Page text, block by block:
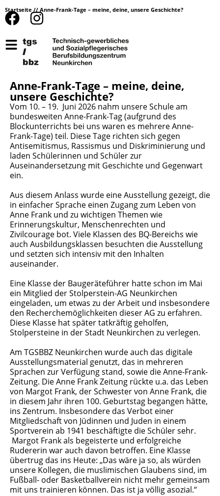
Startseite // Anne-Frank-Tage – meine, deine, unsere Geschichte?
Anne-Frank-Tage – meine, deine,
unsere Geschichte?
Vom 10. – 19. Juni 2026 nahm unsere Schule am
bundesweiten Anne-Frank-Tag (aufgrund des
Blockunterrichts bei uns waren es mehrere Anne-
Frank-Tage) teil. Diese Tage richten sich gegen
Antisemitismus, Rassismus und Diskriminierung und
laden Schülerinnen und Schüler zur
Auseinandersetzung mit Geschichte und Gegenwart
ein.
Aus diesem Anlass wurde eine Ausstellung gezeigt, die
in einfacher Sprache einen Zugang zum Leben von
Anne Frank und zu wichtigen Themen wie
Erinnerungskultur, Menschenrechten und
Zivilcourage bot. Viele Klassen des BQ-Bereichs wie
auch Ausbildungsklassen besuchten die Ausstellung
und setzten sich intensiv mit den Inhalten
auseinander.
Eine Klasse der Baugeräteführer hatte schon im Mai
ein Mitglied der Stolperstein-AG Neunkirchen
eingeladen, um etwas zu der Arbeit und insbesondere
den Recherchemöglichkeiten dieser AG zu erfahren.
Diese Klasse hat später tatkräftig geholfen,
Stolpersteine in der Stadt Neunkirchen zu verlegen.
Am TGSBBZ Neunkirchen wurde auch das digitale
Ausstellungsmaterial genutzt, das in mehreren
Sprachen zur Verfügung stand, sowie die Anne-Frank-
Zeitung. Die Anne Frank Zeitung rückte u.a. das Leben
von Margot Frank, der Schwester von Anne Frank, die
in diesem Jahr ihren 100. Geburtstag begangen hätte,
ins Zentrum. Insbesondere das Verbot einer
Mitgliedschaft von Jüdinnen und Juden in einem
Sportverein ab 1941 beschäftigte die Schüler sehr.
Margot Frank als begeisterte und erfolgreiche
Rudererin war auch davon betroffen. Eine Klasse
übertrug das ins Heute: „Das wäre ja so, als würden
unsere Kollegen, die muslimischen Glaubens sind, im
Fußball- oder Basketballverein nicht mehr gemeinsam
mit uns trainieren können. Das ist ja völlig asozial.“